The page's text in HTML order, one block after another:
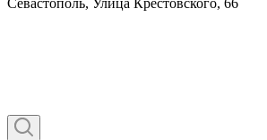
Севастополь, Улица Крестовского, 66